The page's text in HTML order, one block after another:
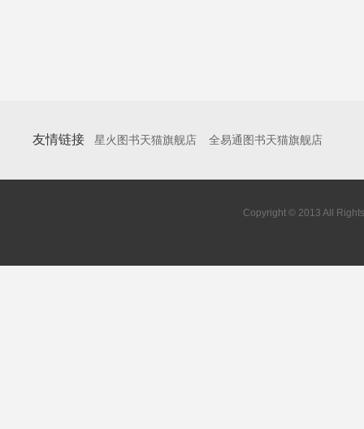
友情链接 星火图书天猫旗舰店 全易通图书天猫旗舰店
Copyright © 2013 All